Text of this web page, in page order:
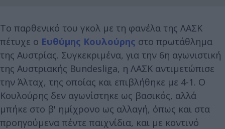
Το παρθενικό του γκολ με τη φανέλα της ΛΑΣΚ
πέτυχε ο Ευθύμης Κουλούρης στο πρωτάθλημα
της Αυστρίας. Συγκεκριμένα, για την 6η αγωνιστική
της Αυστριακής Bundesliga, η ΛΑΣΚ αντιμετώπισε
την Άλταχ, της οποίας και επιβλήθηκε με 4-1. Ο
Κουλούρης δεν αγωνίστηκε ως βασικός, αλλά
μπήκε στο β' ημίχρονο ως αλλαγή, όπως και στα
προηγούμενα πέντε παιχνίδια, και με κοντινό